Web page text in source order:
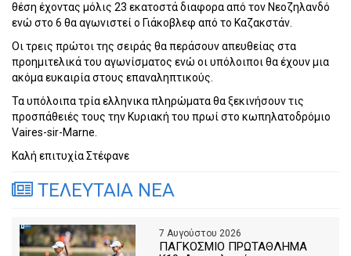
θέση έχοντας μόλις 23 εκατοστά διαφορα από τον Νεοζηλανδό
ενώ στο 6 θα αγωνιστεί ο Γιάκοβλεφ από το Καζακστάν.
Οι τρεις πρώτοι της σειράς θα περάσουν απευθείας στα
προημιτελικά του αγωνίσματος ενώ οι υπόλοιποι θα έχουν μια
ακόμα ευκαιρία στους επαναληπτικούς.
Τα υπόλοιπα τρία ελληνικα πληρώματα θα ξεκινήσουν τις
προσπάθειές τους την Κυριακή του πρωί στο κωπηλατοδρόμιο
Vaires-sir-Marne.
Καλή επιτυχία Στέφανε
ΤΕΛΕΥΤΑΙΑ ΝΕΑ
7 Αυγούστου 2026
ΠΑΓΚΟΣΜΙΟ ΠΡΩΤΑΘΛΗΜΑ